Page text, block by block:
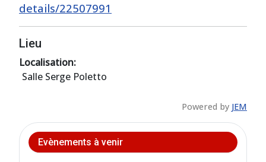
details/22507991
Lieu
Localisation:
Salle Serge Poletto
Powered by JEM
Evènements à venir